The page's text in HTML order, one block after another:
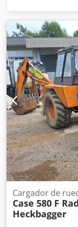
Cargador de
Case 580 F
Heckbagger